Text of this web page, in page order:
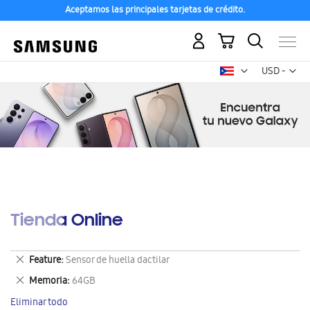
Aceptamos las principales tarjetas de crédito.
USD -
dólar
Mi carrito
Tienda Online
Feature Sensor de huella dactilar
Eliminar
este
artículo
Memoria 64GB
Eliminar
este
Eliminar todo